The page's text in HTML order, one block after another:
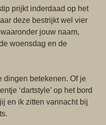
prijkt inderdaad op het
deze bestrijkt wel vier
jouw naam,
woensdag en de
dingen betekenen. Of je
‘dartstyle’ op het bord
en ik zitten vannacht bij